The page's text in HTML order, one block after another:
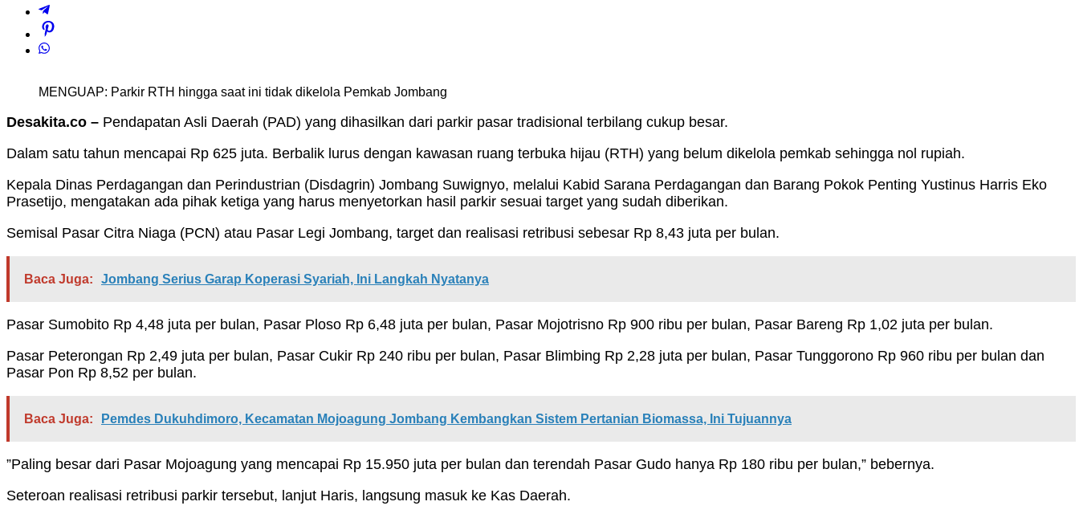
MENGUAP: Parkir RTH hingga saat ini tidak dikelola Pemkab Jombang
Desakita.co – Pendapatan Asli Daerah (PAD) yang dihasilkan dari parkir pasar tradisional terbilang cukup besar.
Dalam satu tahun mencapai Rp 625 juta. Berbalik lurus dengan kawasan ruang terbuka hijau (RTH) yang belum dikelola pemkab sehingga nol rupiah.
Kepala Dinas Perdagangan dan Perindustrian (Disdagrin) Jombang Suwignyo, melalui Kabid Sarana Perdagangan dan Barang Pokok Penting Yustinus Harris Eko
Prasetijo, mengatakan ada pihak ketiga yang harus menyetorkan hasil parkir sesuai target yang sudah diberikan.
Semisal Pasar Citra Niaga (PCN) atau Pasar Legi Jombang, target dan realisasi retribusi sebesar Rp 8,43 juta per bulan.
Baca Juga: Jombang Serius Garap Koperasi Syariah, Ini Langkah Nyatanya
Pasar Sumobito Rp 4,48 juta per bulan, Pasar Ploso Rp 6,48 juta per bulan, Pasar Mojotrisno Rp 900 ribu per bulan, Pasar Bareng Rp 1,02 juta per bulan.
Pasar Peterongan Rp 2,49 juta per bulan, Pasar Cukir Rp 240 ribu per bulan, Pasar Blimbing Rp 2,28 juta per bulan, Pasar Tunggorono Rp 960 ribu per bulan dan
Pasar Pon Rp 8,52 per bulan.
Baca Juga: Pemdes Dukuhdimoro, Kecamatan Mojoagung Jombang Kembangkan Sistem Pertanian Biomassa, Ini Tujuannya
”Paling besar dari Pasar Mojoagung yang mencapai Rp 15.950 juta per bulan dan terendah Pasar Gudo hanya Rp 180 ribu per bulan,” bebernya.
Seteroan realisasi retribusi parkir tersebut, lanjut Haris, langsung masuk ke Kas Daerah.